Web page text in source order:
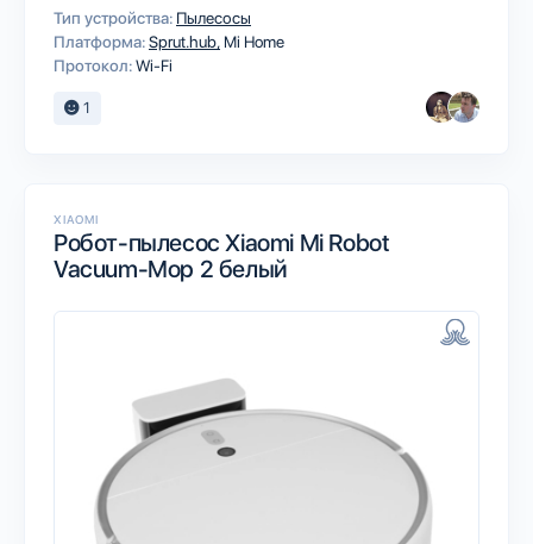
Тип устройства: Пылесосы
Платформа:Sprut.hub Mi Home
Протокол:Wi-Fi
1
XIAOMI
Робот-пылесос Xiaomi Mi Robot
Vacuum-Mop 2 белый